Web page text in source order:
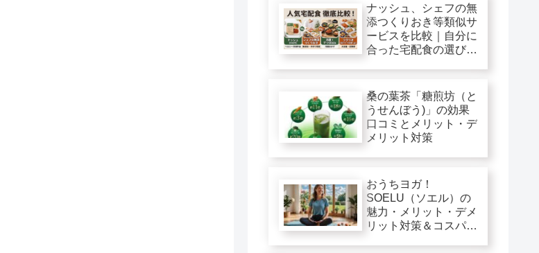
ナッシュ、シェフの無
添つくりおき等類似サ
ービスを比較｜自分に
合った宅配食の選び
桑の葉茶「糖煎坊（と
うせんぼう)」の効果
口コミとメリット・デ
メリット対策
おうちヨガ！
SOELU（ソエル）の
魅力・メリット・デメ
リット対策＆コスパ徹